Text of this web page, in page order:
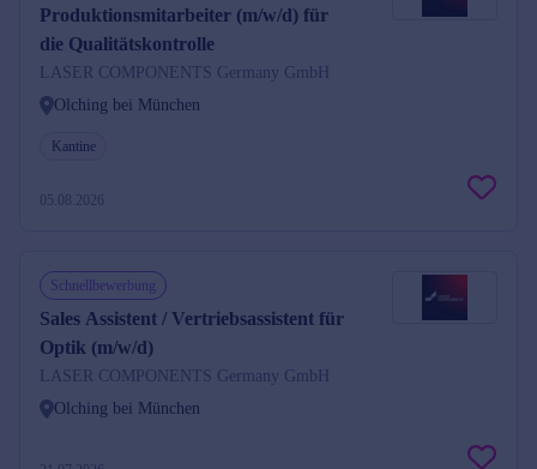
Produktionsmitarbeiter (m/w/d) für
die Qualitätskontrolle
LASER COMPONENTS Germany GmbH
Olching bei München
Kantine
05.08.2026
Schnellbewerbung
Sales Assistent / Vertriebsassistent für
Optik (m/w/d)
LASER COMPONENTS Germany GmbH
Olching bei München